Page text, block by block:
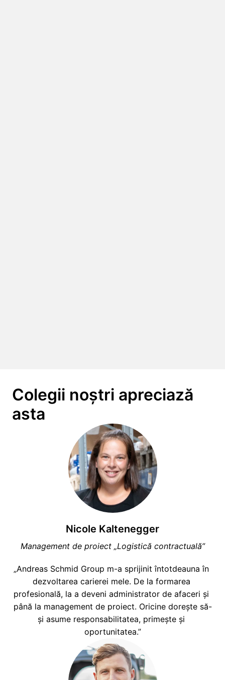
Colegii noștri apreciază
asta
Nicole Kaltenegger
Management de proiect „Logistică contractuală”
„Andreas Schmid Group m-a sprijinit întotdeauna în
dezvoltarea carierei mele. De la formarea
profesională, la a deveni administrator de afaceri și
până la management de proiect. Oricine dorește să-
și asume responsabilitatea, primește și
oportunitatea.”